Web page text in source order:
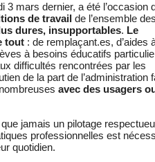
3 mars dernier, a été l’occasion
de travail de l’ensemble
dures, insupportables. Le
tout : de remplaçant.es, d’aides
à besoins éducatifs
difficultés rencontrées par les
de la part de l’administration
avec des usagers
jamais un pilotage
professionnelles est
quotidien.